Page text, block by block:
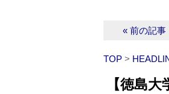
« 前の記事
TOP >
【徳島